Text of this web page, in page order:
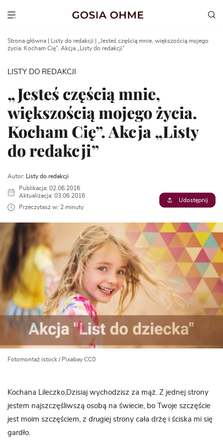
Show menu
Strona główna Listy do redakcji
„Jesteś częścią mnie, większością mojego
życia. Kocham Cię”. Akcja „Listy do redakcji”
LISTY DO REDAKCJI
„Jesteś częścią mnie,
większością mojego życia.
Kocham Cię”. Akcja „Listy
do redakcji”
Autor:
Listy do redakcji
Publikacja: 02.06.2016
Aktualizacja: 03.06.2016
Przeczytasz w: 2 minuty
Udostępnij
Fotomontaż istock / Pixabay CC0
Kochana Lileczko,Dzisiaj wychodzisz za mąż. Z jednej strony
jestem najszczęśliwszą osobą na świecie, bo Twoje szczęście
jest moim szczęściem, z drugiej strony cała drżę i ściska mi się
gardło.